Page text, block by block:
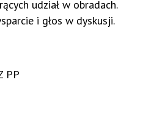
udział w obradach.
i głos w dyskusji.
PP